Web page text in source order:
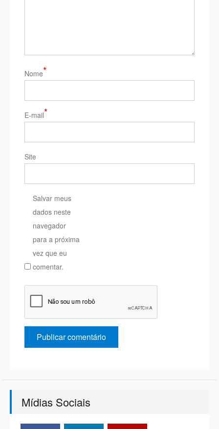
Nome*
E-mail*
Site
Salvar meus
dados neste
navegador
para a próxima
vez que eu
comentar.
Mídias Sociais